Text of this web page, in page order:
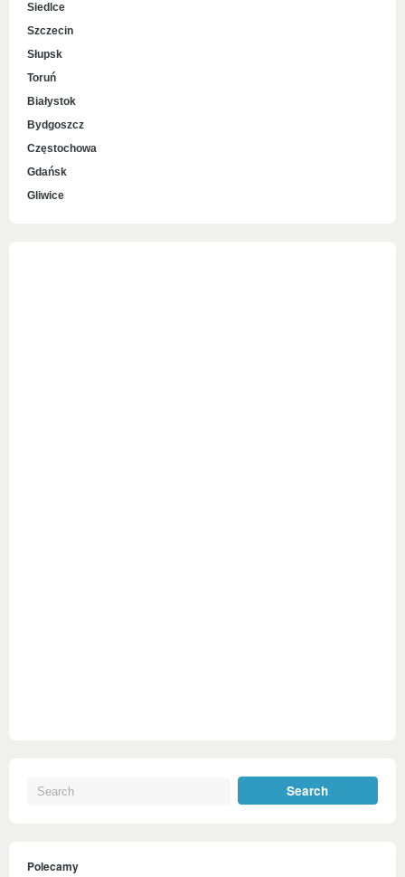
Siedlce
Szczecin
Słupsk
Toruń
Białystok
Bydgoszcz
Częstochowa
Gdańsk
Gliwice
Polecamy